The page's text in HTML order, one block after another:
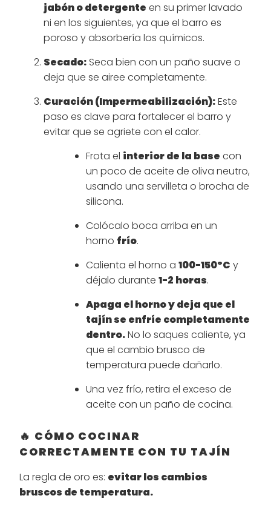
jabón o detergente en su primer lavado
ni en los siguientes, ya que el barro es
poroso y absorbería los químicos.
Secado:Seca bien con un paño suave o
deja que se airee completamente.
Curación (Impermeabilización):Este
paso es clave para fortalecer el barro y
evitar que se agriete con el calor.
Frota el interior de la base con
un poco de aceite de oliva neutro,
usando una servilleta o brocha de
silicona.
Colócalo boca arriba en un
horno frío.
Calienta el horno a 100-150ºC y
déjalo durante 1-2 horas.
Apaga el horno y deja que el
tajín se enfríe completamente
dentro.No lo saques caliente, ya
que el cambio brusco de
temperatura puede dañarlo.
Una vez frío, retira el exceso de
aceite con un paño de cocina.
🔥 CÓMO COCINAR
CORRECTAMENTE CON TU TAJÍN
La regla de oro es: evitar los cambios
bruscos de temperatura.